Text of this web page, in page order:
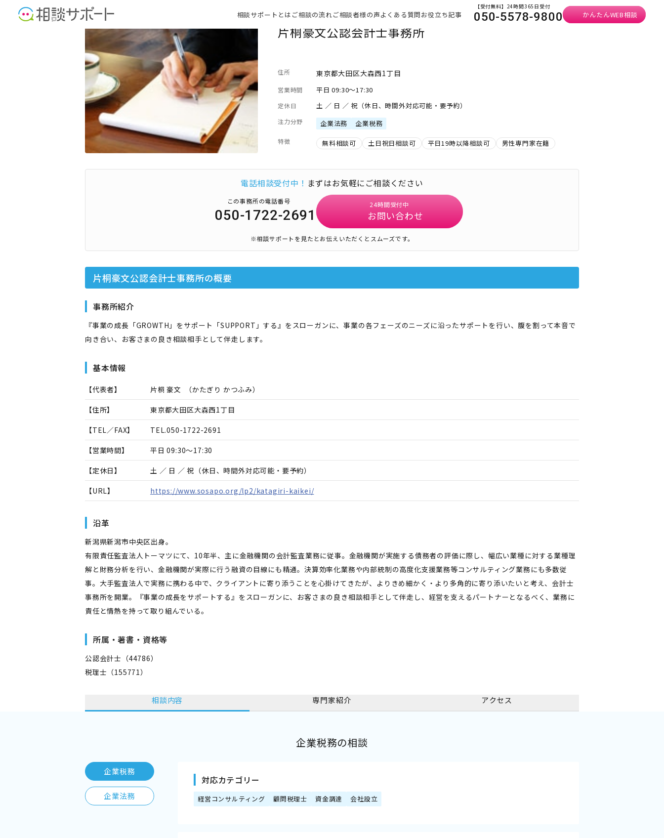
相談サポートとは ご相談の流れご相談者様の声よくある質問お役立ち記事
【受付無料】24時間365日受付
050-5578-9800 かんたんWEB相談
公認会計士
片桐豪文公認会計士事務所
住所 東京都大田区大森西1丁目
営業時間 平日 09:30～17:30
定休日 土 ／ 日 ／ 祝（休日、時間外対応可能・要予約）
注力分野 企業法務 企業税務
特徴 無料相談可 土日祝日相談可 平日19時以降相談可 男性専門家在籍
電話相談受付中！ まずはお気軽にご相談ください
この事務所の電話番号
050-1722-2691
24時間受付中
お問い合わせ
※相談サポートを見たとお伝えいただくとスムーズです。
片桐豪文公認会計士事務所の概要
事務所紹介
『事業の成長「GROWTH」をサポート「SUPPORT」する』をスローガンに、事業の各フェーズのニーズに沿ったサポートを行い、腹を割って本音で
向き合い、お客さまの良き相談相手として伴走します。
基本情報
【代表者】 片桐 豪文 （かたぎり かつふみ）
【住所】 東京都大田区大森西1丁目
【TEL／FAX】 TEL.050-1722-2691
【営業時間】 平日 09:30～17:30
【定休日】 土 ／ 日 ／ 祝（休日、時間外対応可能・要予約）
【URL】 https://www.sosapo.org/lp2/katagiri-kaikei/
沿革
新潟県新潟市中央区出身。
有限責任監査法人トーマツにて、10年半、主に金融機関の会計監査業務に従事。金融機関が実施する債務者の評価に際し、幅広い業種に対する業種理
解と財務分析を行い、金融機関が実際に行う融資の目線にも精通。決算効率化業務や内部統制の高度化支援業務等コンサルティング業務にも多数従
事。大手監査法人で実務に携わる中で、クライアントに寄り添うことを心掛けてきたが、よりきめ細かく・より多角的に寄り添いたいと考え、会計士
事務所を開業。『事業の成長をサポートする』をスローガンに、お客さまの良き相談相手として伴走し、経営を支えるパートナーとなるべく、業務に
責任と情熱を持って取り組んでいる。
所属・著書・資格等
公認会計士（44786）
税理士（155771）
相談内容 専門家紹介 アクセス
企業税務の相談
企業税務
企業法務
対応カテゴリー
経営コンサルティング 顧問税理士 資金調達 会社設立